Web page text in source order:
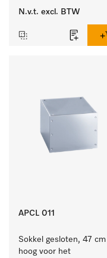
ergonomisch beladen en
en droger.
N.v.t. excl. BTW
APCL 011
Sokkel gesloten, 47 cm
hoog voor het